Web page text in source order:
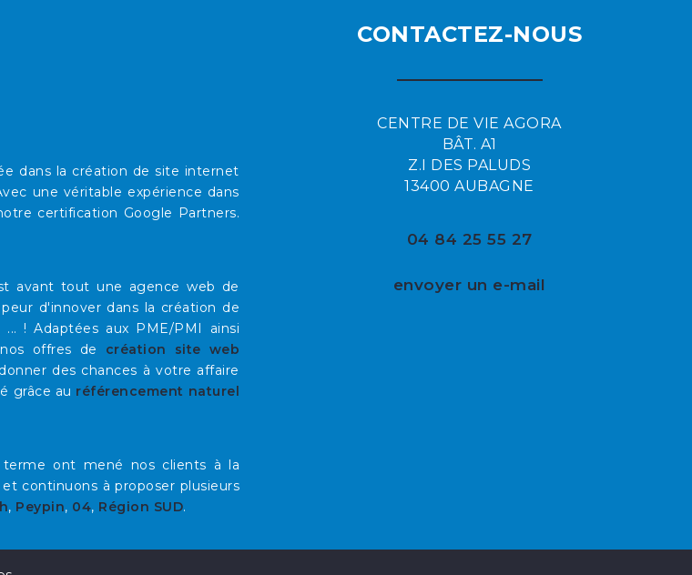
dans la création de site internet
une véritable expérience dans
certification Google Partners.
avant tout une agence web de
d'innover dans la création de
! Adaptées aux PME/PMI ainsi
offres de création site web
des chances à votre affaire
grâce au référencement naturel
ont mené nos clients à la
continuons à proposer plusieurs
, Peypin, 04, Région SUD.
CONTACTEZ-NOUS
CENTRE DE VIE AGORA
BÂT. A1
Z.I DES PALUDS
13400 AUBAGNE
04 84 25 55 27
envoyer un e-mail